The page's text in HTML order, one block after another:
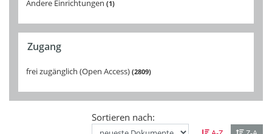
Andere Einrichtungen 1
Zugang
frei zugänglich (Open Access) 2809
Sortieren nach: